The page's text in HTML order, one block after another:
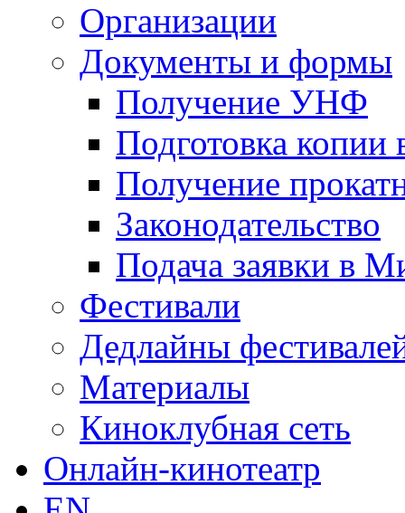
Организации
Документы и формы
Получение УНФ
Подготовка копии
Получение
Законодательство
Подача заявки в
Фестивали
Дедлайны
Материалы
Киноклубная сеть
Онлайн-кинотеатр